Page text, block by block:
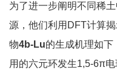
为了进一步阐明不同稀
源，他们利用DFT计算
物4b-Lu的生成机理如下
用的六元环发生1,5-6π